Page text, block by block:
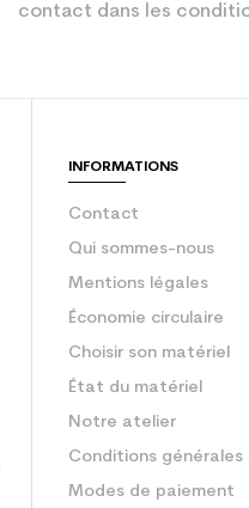
Type de produit
contact dans les
INFORMATIONS
Contact
Qui sommes-nous
Mentions légales
Économie circulaire
Choisir son matériel
État du matériel
Notre atelier
Conditions
Modes de paiement